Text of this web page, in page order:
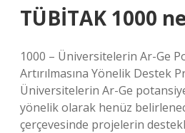
TÜBİTAK 1000
1000 – Üniversitelerin Ar-Ge
Artırılmasına Yönelik Destek
Üniversitelerin Ar-Ge
yönelik olarak henüz
çerçevesinde projelerin